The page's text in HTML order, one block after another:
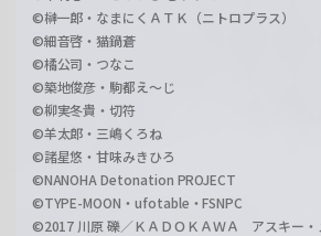
©榊一郎・なまにくＡＴＫ（ニトロプラス）
©細音啓・猫鍋蒼
©橘公司・つなこ
©築地俊彦・駒都え～じ
©柳実冬貴・切符
©羊太郎・三嶋くろね
©諸星悠・甘味みきひろ
©NANOHA Detonation PROJECT
©TYPE-MOON・ufotable・FSNPC
©2017 川原 礫／ＫＡＤＯＫＡＷＡ アスキー・